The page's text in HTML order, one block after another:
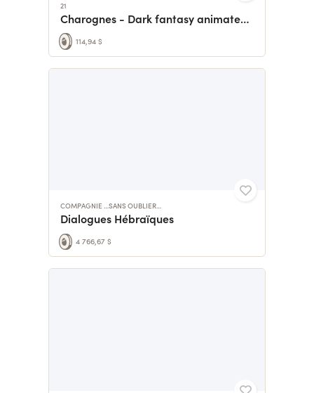
21
Charognes - Dark fantasy animated shortfilm
114,94 $
COMPAGNIE …SANS OUBLIER…
Dialogues Hébraïques
4 766,67 $